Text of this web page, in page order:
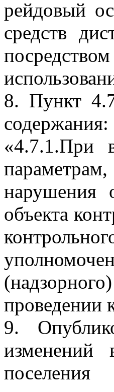
рейдовый
средств
8. Пункт
содержания:
«4.7.1.При
нарушения
объекта
проведении
9.
изменений